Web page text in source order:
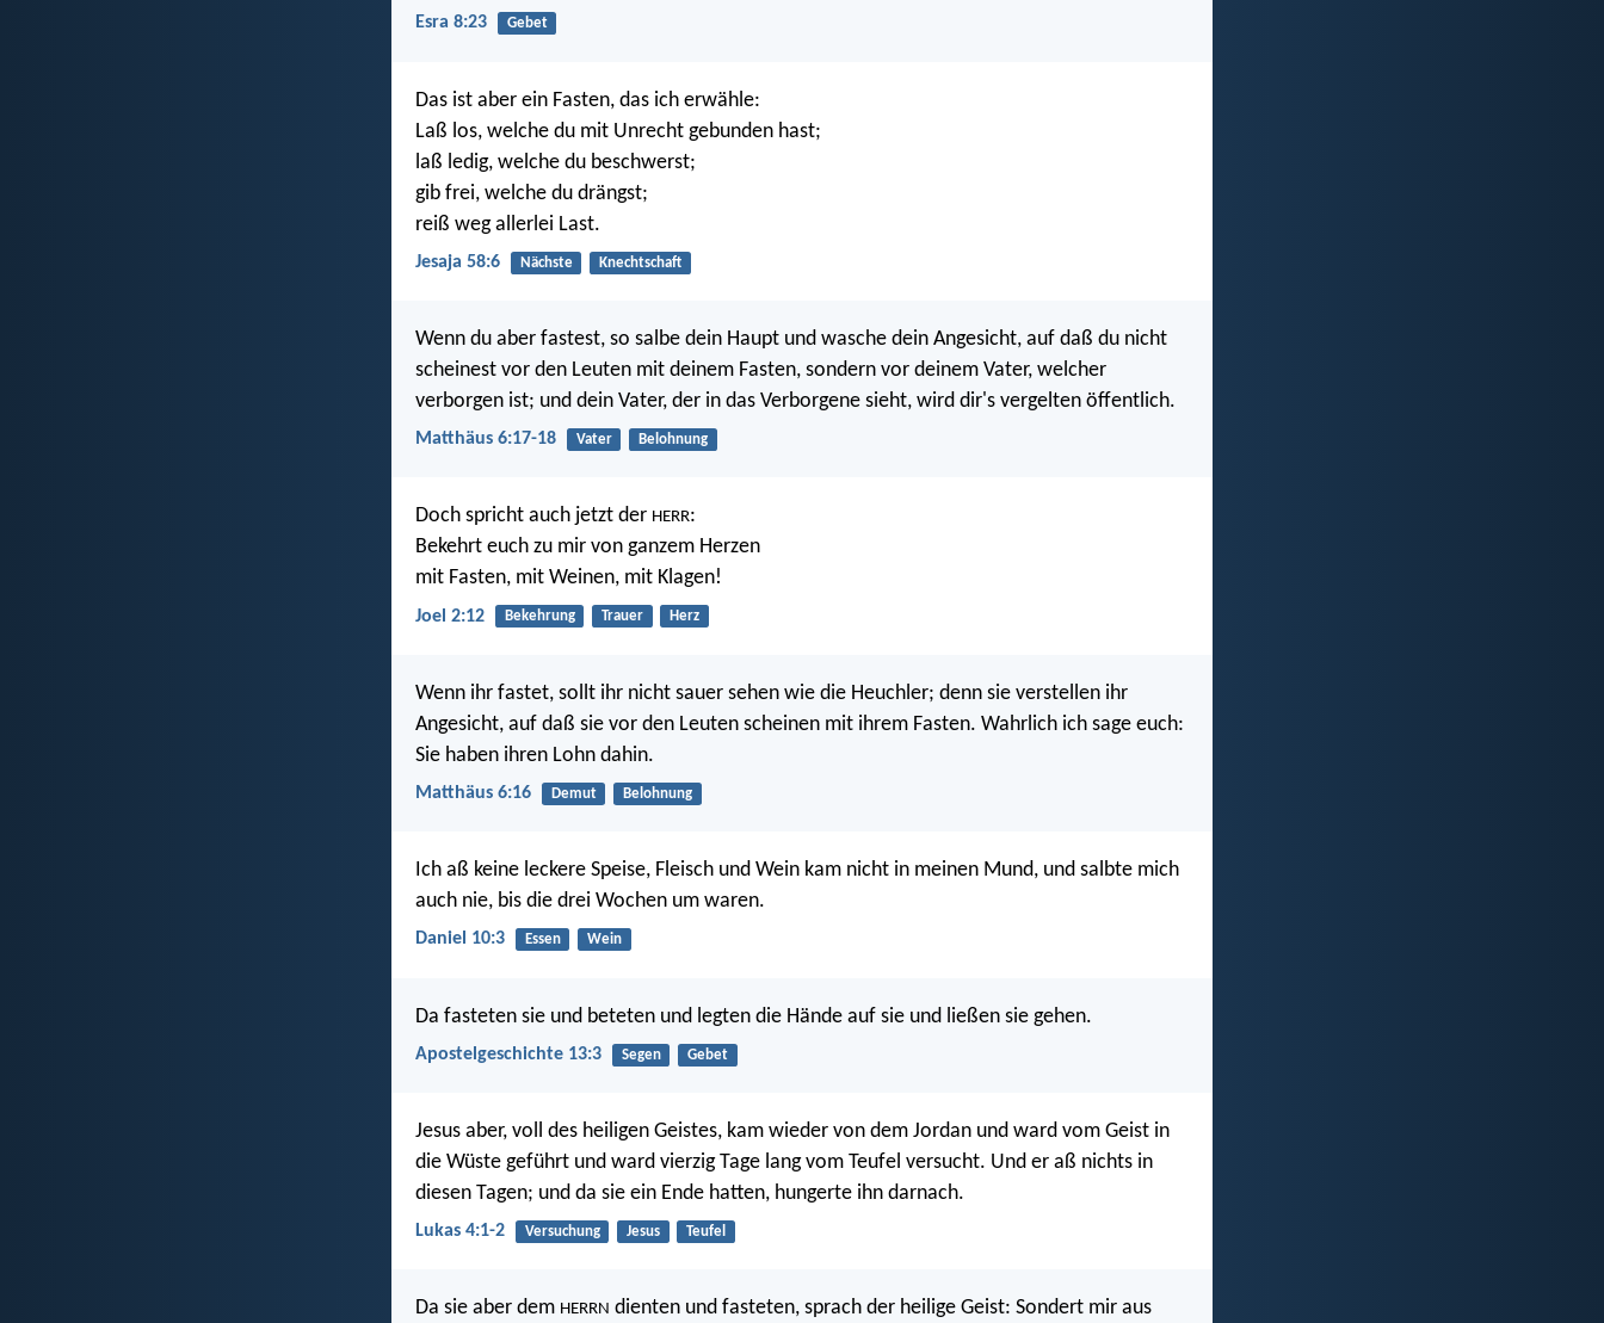
Esra 8:23 Gebet
Das ist aber ein Fasten, das ich erwähle:
Laß los, welche du mit Unrecht gebunden hast;
laß ledig, welche du beschwerst;
gib frei, welche du drängst;
reiß weg allerlei Last.
Jesaja 58:6 Nächste Knechtschaft
Wenn du aber fastest, so salbe dein Haupt und wasche dein Angesicht, auf daß du nicht
scheinest vor den Leuten mit deinem Fasten, sondern vor deinem Vater, welcher
verborgen ist; und dein Vater, der in das Verborgene sieht, wird dir's vergelten öffentlich.
Matthäus 6:17-18 Vater Belohnung
Doch spricht auch jetzt der HERR:
Bekehrt euch zu mir von ganzem Herzen
mit Fasten, mit Weinen, mit Klagen!
Joel 2:12 Bekehrung Trauer Herz
Wenn ihr fastet, sollt ihr nicht sauer sehen wie die Heuchler; denn sie verstellen ihr
Angesicht, auf daß sie vor den Leuten scheinen mit ihrem Fasten. Wahrlich ich sage euch:
Sie haben ihren Lohn dahin.
Matthäus 6:16 Demut Belohnung
Ich aß keine leckere Speise, Fleisch und Wein kam nicht in meinen Mund, und salbte mich
auch nie, bis die drei Wochen um waren.
Daniel 10:3 Essen Wein
Da fasteten sie und beteten und legten die Hände auf sie und ließen sie gehen.
Apostelgeschichte 13:3 Segen Gebet
Jesus aber, voll des heiligen Geistes, kam wieder von dem Jordan und ward vom Geist in
die Wüste geführt und ward vierzig Tage lang vom Teufel versucht. Und er aß nichts in
diesen Tagen; und da sie ein Ende hatten, hungerte ihn darnach.
Lukas 4:1-2 Versuchung Jesus Teufel
Da sie aber dem HERRN dienten und fasteten, sprach der heilige Geist: Sondert mir aus